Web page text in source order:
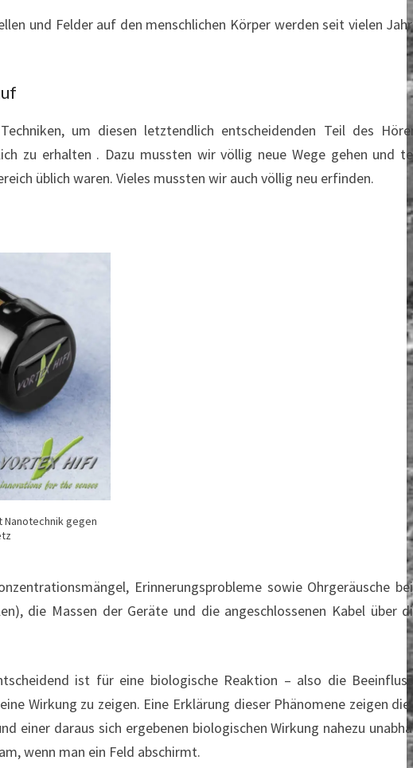
und Felder auf den menschlichen Körper werden seit vielen
um diesen letztendlich entscheidenden Teil des
zu erhalten . Dazu mussten wir völlig neue Wege gehen und
üblich waren. Vieles mussten wir auch völlig neu erfinden.
Nanotechnik gegen
Erinnerungsprobleme sowie Ohrgeräusche
die Massen der Geräte und die angeschlossenen Kabel über
ist für eine biologische Reaktion – also die
Wirkung zu zeigen. Eine Erklärung dieser Phänomene zeigen
einer daraus sich ergebenen biologischen Wirkung nahezu
wenn man ein Feld abschirmt.